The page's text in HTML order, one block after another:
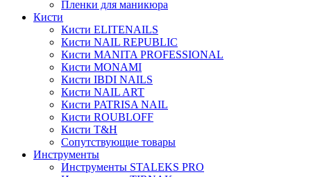
Пленки для маникюра
Кисти
Кисти ELITENAILS
Кисти NAIL REPUBLIC
Кисти MANITA PROFESSIONAL
Кисти MONAMI
Кисти IBDI NAILS
Кисти NAIL ART
Кисти PATRISA NAIL
Кисти ROUBLOFF
Кисти T&H
Сопутствующие товары
Инструменты
Инструменты STALEKS PRO